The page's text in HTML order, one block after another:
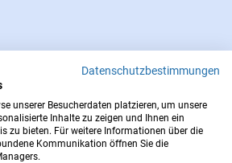
WENDEN SIE SICH AN : 112
Datenschutzbestimmungen
unserer Besucherdaten platzieren, um unsere
Inhalte zu zeigen und Ihnen ein
zu bieten. Für weitere Informationen über die
Kommunikation öffnen Sie die